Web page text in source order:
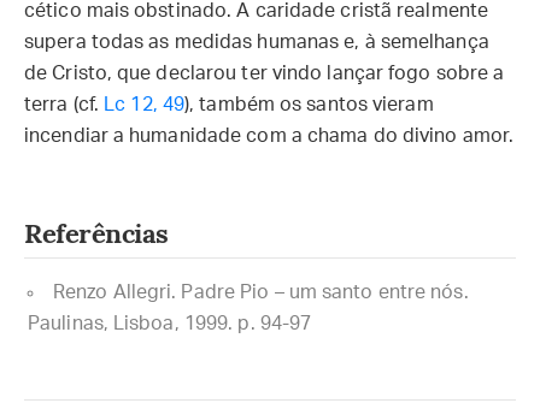
cético mais obstinado. A caridade cristã realmente
supera todas as medidas humanas e, à semelhança
de Cristo, que declarou ter vindo lançar fogo sobre a
terra (cf.
Lc 12, 49), também os santos vieram
incendiar a humanidade com a chama do divino amor.
Referências
Renzo Allegri. Padre Pio – um santo entre nós.
Paulinas, Lisboa, 1999. p. 94-97